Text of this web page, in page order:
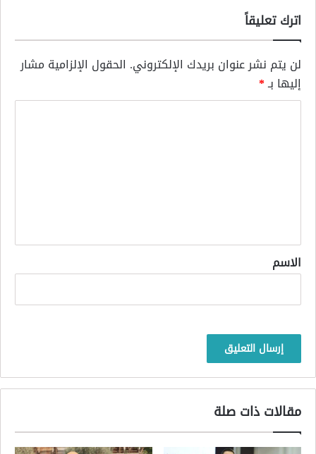
اترك تعليقاً
لن يتم نشر عنوان بريدك الإلكتروني. الحقول الإلزامية مشار
إليها بـ*
*
الاسم
مقالات ذات صلة